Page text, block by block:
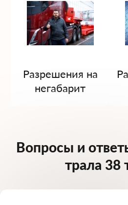
Разрешения на
негабарит
Вопросы и
трала 38